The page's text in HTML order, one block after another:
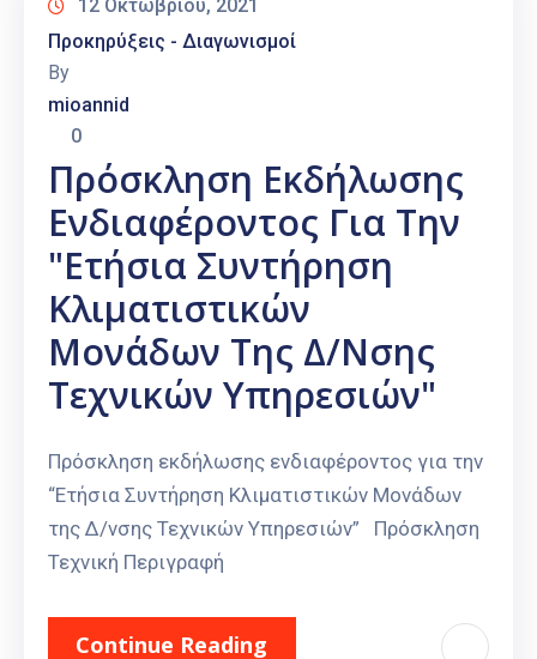
12 Οκτωβρίου, 2021
Προκηρύξεις - Διαγωνισμοί
By
mioannid
0
Πρόσκληση Εκδήλωσης
Ενδιαφέροντος Για Την
"Ετήσια Συντήρηση
Κλιματιστικών
Μονάδων Της Δ/νσης
Τεχνικών Υπηρεσιών"
Πρόσκληση εκδήλωσης ενδιαφέροντος για την
“Ετήσια Συντήρηση Κλιματιστικών Μονάδων
της Δ/νσης Τεχνικών Υπηρεσιών” Πρόσκληση
Τεχνική Περιγραφή
Continue Reading